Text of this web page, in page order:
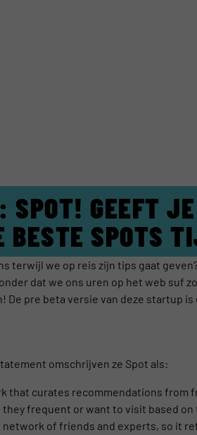
SPOT! GEEFT
BESTE SPOTS
terwijl we op reis zijn tips gaat
dat we ons uren op het web suf
De pre beta versie van deze startup is
omschrijven ze Spot als:
that curates recommendations from
they frequent or want to visit based
network of friends and experts, so it